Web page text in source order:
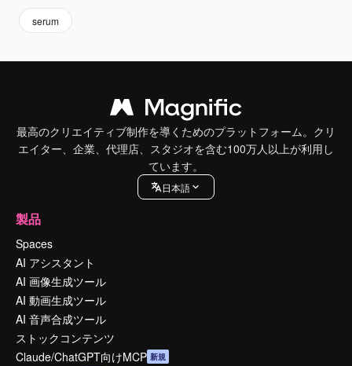
serum
最高のクリエイティブ制作を導くためのプラットフォーム。クリ
エイター、企業、代理店、スタジオを含む100万人以上が利用し
ています。
日本語
製品
Spaces
AI アシスタント
AI 画像生成ツール
AI 動画生成ツール
AI 音声合成ツール
ストックコンテンツ
Claude/ChatGPT向けMCP 新規